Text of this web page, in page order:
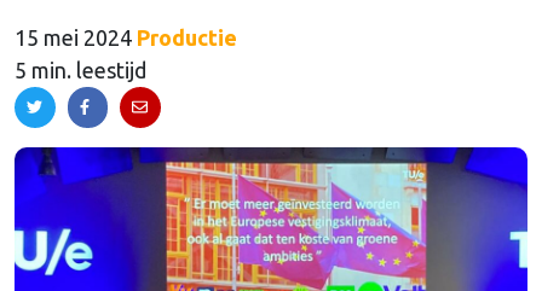
15 mei 2024 Productie
5 min. leestijd